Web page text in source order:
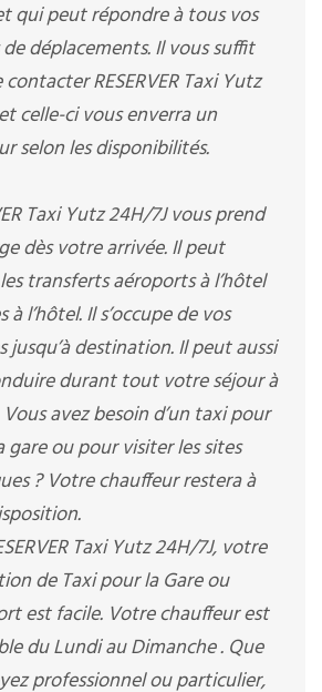
qui peut répondre à tous vos
déplacements. Il vous suffit
RESERVER Taxi Yutz
celle-ci vous enverra un
selon les disponibilités.
Taxi Yutz 24H/7J vous prend
dès votre arrivée. Il peut
transferts aéroports à l’hôtel
à l’hôtel. Il s’occupe de vos
jusqu’à destination. Il peut aussi
durant tout votre séjour à
avez besoin d’un taxi pour
gare ou pour visiter les sites
? Votre chauffeur restera à
Taxi Yutz 24H/7J, votre
de Taxi pour la Gare ou
est facile. Votre chauffeur est
du Lundi au Dimanche . Que
professionnel ou particulier,